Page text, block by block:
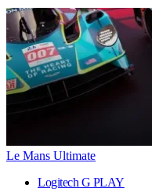
Le Mans Ultimate
Logitech G PLAY